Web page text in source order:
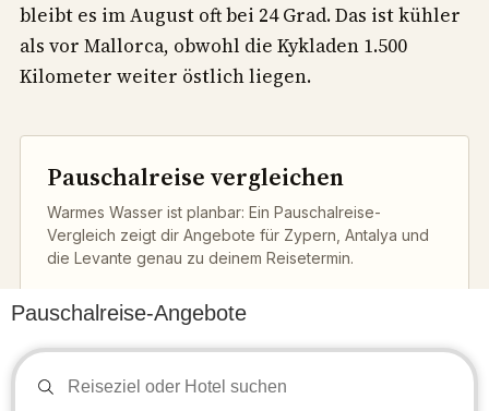
bleibt es im August oft bei 24 Grad. Das ist kühler
als vor Mallorca, obwohl die Kykladen 1.500
Kilometer weiter östlich liegen.
Pauschalreise vergleichen
Warmes Wasser ist planbar: Ein Pauschalreise-
Vergleich zeigt dir Angebote für Zypern, Antalya und
die Levante genau zu deinem Reisetermin.